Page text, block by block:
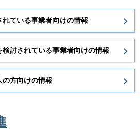
ている事業者向けの情報
討されている事業者向けの情報
方向けの情報